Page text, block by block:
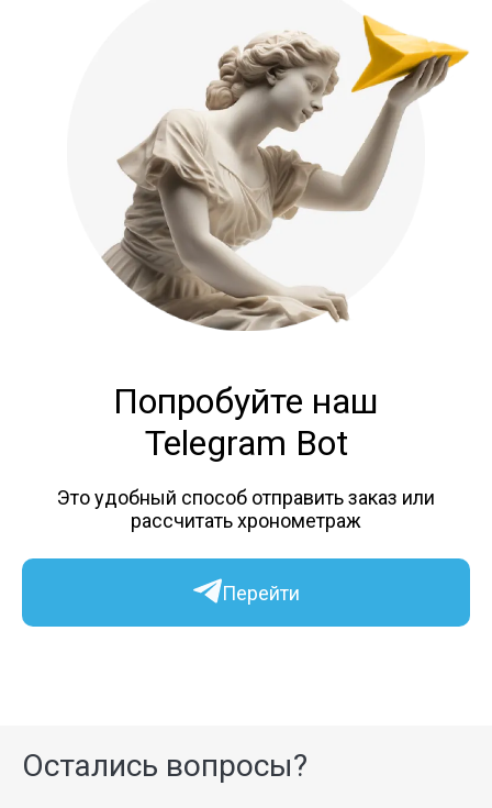
Попробуйте наш
Telegram Bot
Это удобный способ отправить заказ или
рассчитать хронометраж
Перейти
Остались вопросы?